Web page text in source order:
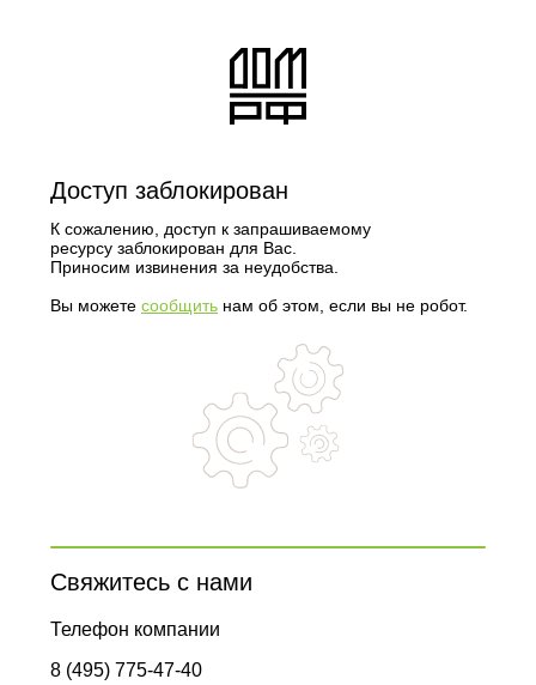
Доступ заблокирован
К сожалению, доступ к запрашиваемому
ресурсу заблокирован для Вас.
Приносим извинения за неудобства.
Вы можете сообщить нам об этом, если вы не робот.
Свяжитесь с нами
Телефон компании
8 (495) 775-47-40